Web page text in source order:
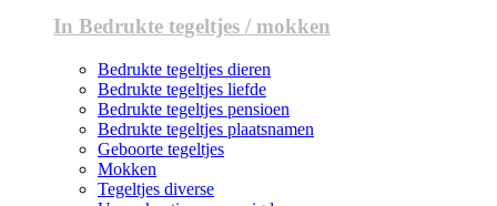
In Bedrukte tegeltjes / mokken
Bedrukte tegeltjes dieren
Bedrukte tegeltjes liefde
Bedrukte tegeltjes pensioen
Bedrukte tegeltjes plaatsnamen
Geboorte tegeltjes
Mokken
Tegeltjes diverse